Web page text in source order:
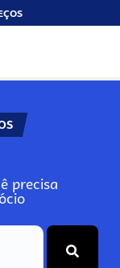
precisa